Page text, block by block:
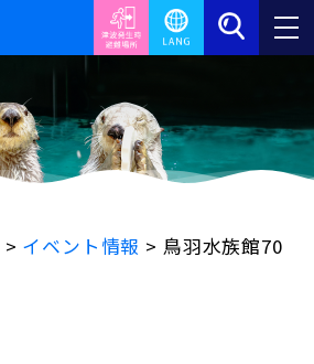
> イベント情報 > 鳥羽水族館70